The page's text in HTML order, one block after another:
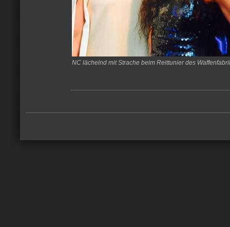
NC lächelnd mit Strache beim Reittunier des